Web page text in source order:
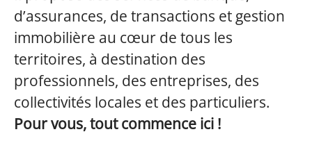
d’assurances, de transactions et gestion
immobilière au cœur de tous les
territoires, à destination des
professionnels, des entreprises, des
collectivités locales et des particuliers.
Pour vous, tout commence ici !